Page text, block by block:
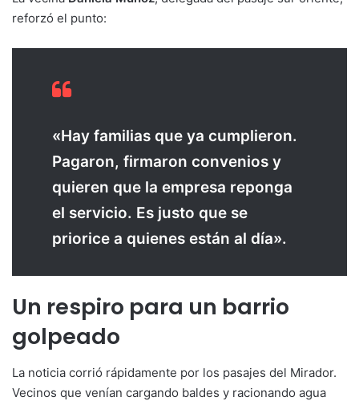
reforzó el punto:
«Hay familias que ya cumplieron.
Pagaron, firmaron convenios y
quieren que la empresa reponga
el servicio. Es justo que se
priorice a quienes están al día».
Un respiro para un barrio
golpeado
La noticia corrió rápidamente por los pasajes del Mirador.
Vecinos que venían cargando baldes y racionando agua